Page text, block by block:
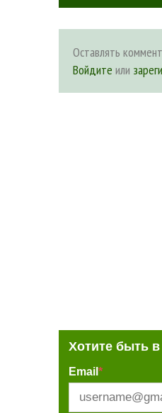
Оставлять
Войдите или
Хотите быть
Email *